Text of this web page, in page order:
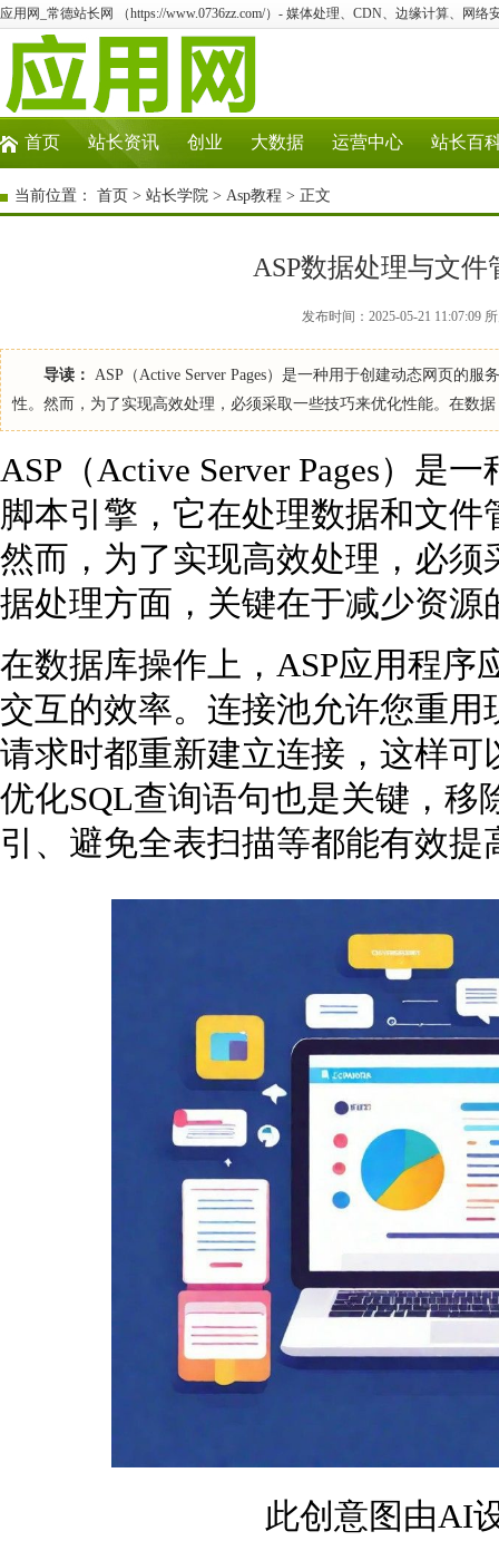
应用网_常德站长网 （https://www.0736zz.com/）- 媒体处理、CDN、边缘计算、网络
首页 站长资讯 创业 大数据 运营中心 站长百
当前位置： 首页 > 站长学院 > Asp教程 > 正文
ASP数据处理与文
发布时间：2025-05-21 11:07:09
导读： ASP（Active Server Pages）是一种用于创建动态网页的
性。然而，为了实现高效处理，必须采取一些技巧来优化性能。在数据
ASP（Active Server Pages）是
脚本引擎，它在处理数据和文
然而，为了实现高效处理，必
据处理方面，关键在于减少资
在数据库操作上，ASP应用程序
交互的效率。连接池允许您重
请求时都重新建立连接，这样
优化SQL查询语句也是关键，移
引、避免全表扫描等都能有效提
此创意图由AI